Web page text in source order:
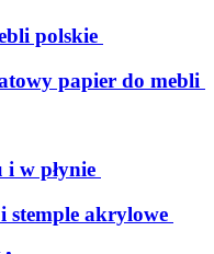
polskie
papier do mebli
w płynie
stemple akrylowe